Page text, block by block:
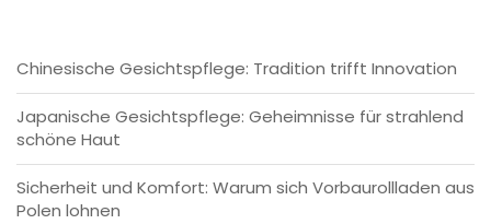
Chinesische Gesichtspflege: Tradition trifft Innovation
Japanische Gesichtspflege: Geheimnisse für strahlend
schöne Haut
Sicherheit und Komfort: Warum sich Vorbaurollladen aus
Polen lohnen